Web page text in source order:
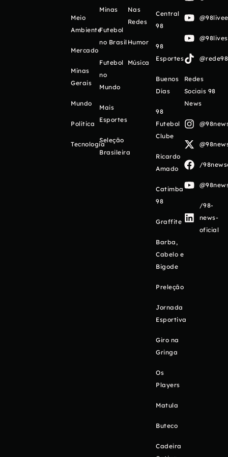
Meio
Ambiente
Mercado
Minas
Gerais
Mundo
Política
Tecnologia
Minas
Futebol
no Brasil
Futebol
no
Mundo
Mais
Esportes
Seleção
Brasileira
Nas
Redes
Humor
Música
Central
98
98
Esportes
Buenos
Días
98
Futebol
Clube
Ricardo
Amado
Catimba
98
Graffite
Barba,
Cabelo e
Bigode
Preleção
Jornada
Esportiva
Giro na
Gringa
Os
Players
Matula
Buteco
Cadeira
Redes
Sociais 98
News
/
/98-
news-
oficial